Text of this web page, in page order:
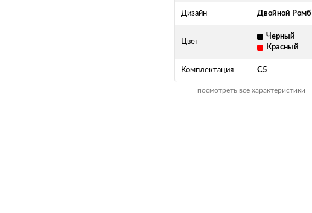
Дизайн Двойной Ромб
Цвет
Черный
Красный
Комплектация C5
посмотреть все характеристики